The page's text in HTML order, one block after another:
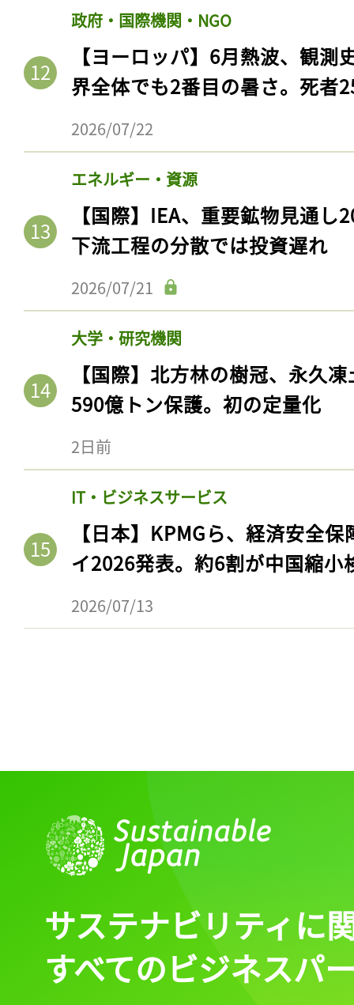
政府・国際機関・NGO
【ヨーロッパ】6月熱波、観
界全体でも2番目の暑さ。死者
2026/07/22
エネルギー・資源
【国際】IEA、重要鉱物見通
下流工程の分散では投資遅れ
2026/07/21
大学・研究機関
【国際】北方林の樹冠、永久
590億トン保護。初の定量化
2日前
IT・ビジネスサービス
【日本】KPMGら、経済安全
イ2026発表。約6割が中国縮小
2026/07/13
サステナビリティに
すべてのビジネスパ